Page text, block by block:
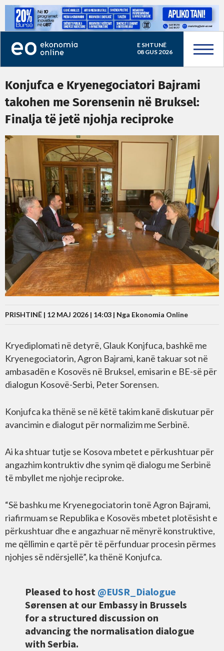
E SHTUNË
08 GUS 2026
Konjufca e Kryenegociatori Bajrami
takohen me Sorensenin në Bruksel:
Finalja të jetë njohja reciproke
PRISHTINË | 12 MAJ 2026 | 14:03 | Nga Ekonomia Online
Kryediplomati në detyrë, Glauk Konjfuca, bashkë me
Kryenegociatorin, Agron Bajrami, kanë takuar sot në
ambasadën e Kosovës në Bruksel, emisarin e BE-së për
dialogun Kosovë-Serbi, Peter Sorensen.
Konjufca ka thënë se në këtë takim kanë diskutuar për
avancimin e dialogut për normalizim me Serbinë.
Ai ka shtuar tutje se Kosova mbetet e përkushtuar për
angazhim kontruktiv dhe synim që dialogu me Serbinë
të mbyllet me njohje reciproke.
“Së bashku me Kryenegociatorin tonë Agron Bajrami,
riafirmuam se Republika e Kosovës mbetet plotësisht e
përkushtuar dhe e angazhuar në mënyrë konstruktive,
me qëllimin e qartë për të përfunduar procesin përmes
njohjes së ndërsjellë”, ka thënë Konjufca.
Pleased to host @EUSR_Dialogue
Sørensen at our Embassy in Brussels
for a structured discussion on
advancing the normalisation dialogue
with Serbia.